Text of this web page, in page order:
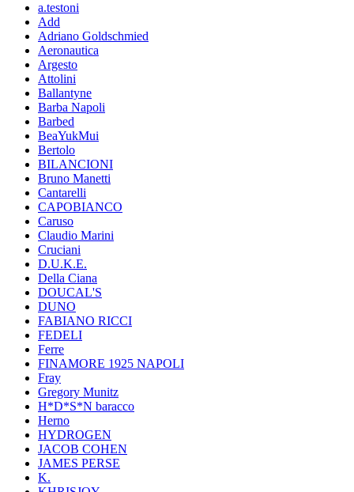
a.testoni
Add
Adriano Goldschmied
Aeronautica
Argesto
Attolini
Ballantyne
Barba Napoli
Barbed
BeaYukMui
Bertolo
BILANCIONI
Bruno Manetti
Cantarelli
CAPOBIANCO
Caruso
Claudio Marini
Cruciani
D.U.K.E.
Della Ciana
DOUCAL'S
DUNO
FABIANO RICCI
FEDELI
Ferre
FINAMORE 1925 NAPOLI
Fray
Gregory Munitz
H*D*S*N baracco
Herno
HYDROGEN
JACOB COHEN
JAMES PERSE
K.